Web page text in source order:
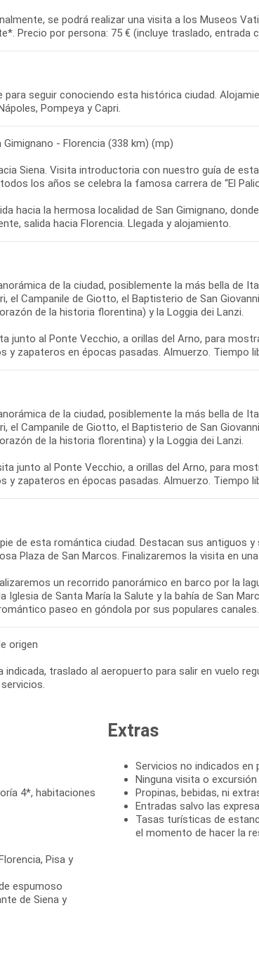
se podrá realizar una visita a los Museos
para seguir conociendo esta histórica ciudad.
Gimignano - Florencia (338 km) (mp)
Siena. Visita introductoria con nuestro guía de
los años se celebra la famosa carrera de “El
hacia la hermosa localidad de San Gimignano,
de la ciudad, posiblemente la más bella de
el Campanile de Giotto, el Baptisterio de San
de la historia florentina) y la Loggia dei Lanzi.
junto al Ponte Vecchio, a orillas del Arno, para
de la ciudad, posiblemente la más bella de
el Campanile de Giotto, el Baptisterio de San
de la historia florentina) y la Loggia dei Lanzi.
junto al Ponte Vecchio, a orillas del Arno, para
de esta romántica ciudad. Destacan sus antiguos
Plaza de San Marcos. Finalizaremos la visita en
un recorrido panorámico en barco por la
Iglesia de Santa María la Salute y la bahía de San
origen
indicada, traslado al aeropuerto para salir en vuelo
4*, habitaciones
Pisa y
espumoso
de Siena y
Extras
Servicios no indicados en
Ninguna visita o
Propinas, bebidas, ni
Entradas salvo las
Tasas turísticas de
el momento de hacer la